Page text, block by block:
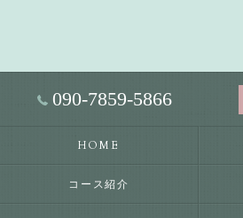
090-7859-5866
HOME
コース紹介